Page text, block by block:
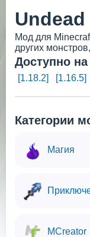
Мод для
других
Доступно
[1.18.2] [1.16.5]
Категории
Магия
MCreator